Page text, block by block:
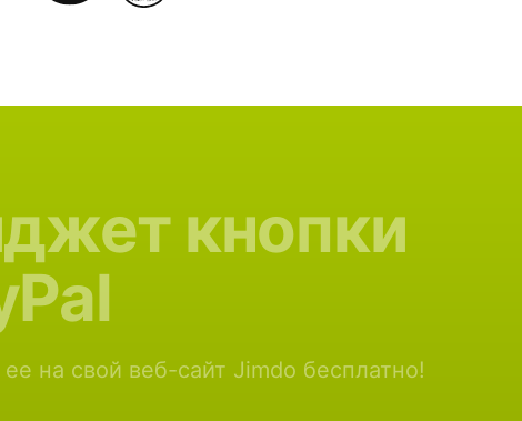
кнопки
на свой веб-сайт Jimdo бесплатно!